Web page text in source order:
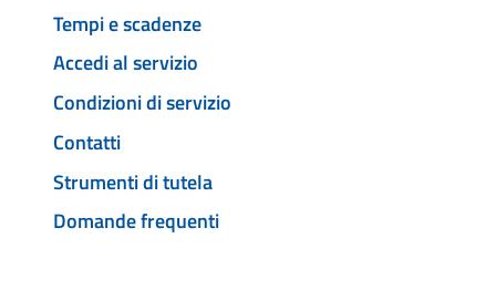
Tempi e scadenze
Accedi al servizio
Condizioni di servizio
Contatti
Strumenti di tutela
Domande frequenti